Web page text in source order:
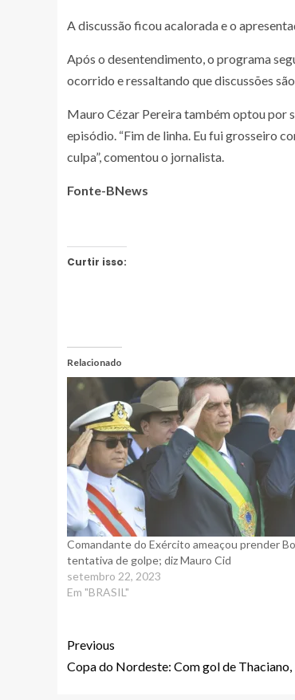
A discussão ficou acalorada e o
Após o desentendimento, o programa
ocorrido e ressaltando que discussões
Mauro Cézar Pereira também optou por
episódio. “Fim de linha. Eu fui grosseiro
culpa”, comentou o jornalista.
Fonte-BNews
Curtir isso:
Relacionado
Comandante do Exército ameaçou prender
tentativa de golpe; diz Mauro Cid
setembro 22, 2023
Em "BRASIL"
Previous
Copa do Nordeste: Com gol de Thaciano,